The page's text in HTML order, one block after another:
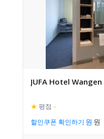
JUFA Hotel
★ 평점 –
할인쿠폰 확인하기